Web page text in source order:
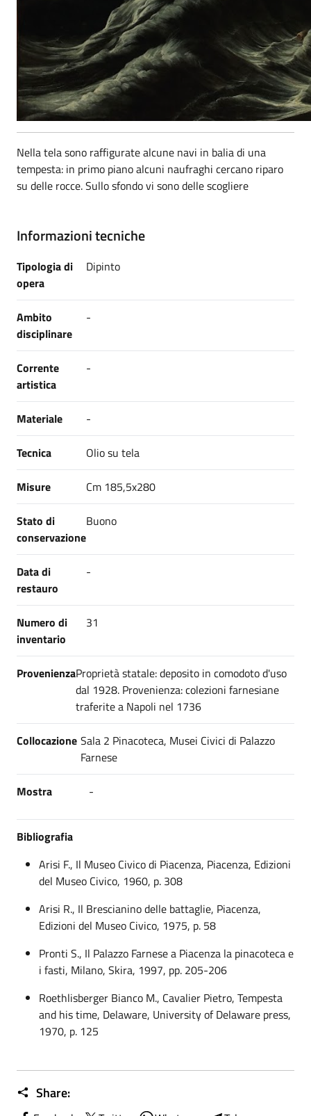
Nella tela sono raffigurate alcune navi in balia di una
tempesta: in primo piano alcuni naufraghi cercano riparo
su delle rocce. Sullo sfondo vi sono delle scogliere
Informazioni tecniche
Tipologia di
opera
Dipinto
Ambito
disciplinare
-
Corrente
artistica
-
Materiale -
Tecnica Olio su tela
Misure Cm 185,5x280
Stato di
conservazione
Buono
Data di
restauro
-
Numero di
inventario
31
ProvenienzaProprietà statale: deposito in comodoto d'uso
dal 1928. Provenienza: colezioni farnesiane
traferite a Napoli nel 1736
Collocazione Sala 2 Pinacoteca, Musei Civici di Palazzo
Farnese
Mostra -
Bibliografia
Arisi F., Il Museo Civico di Piacenza, Piacenza, Edizioni
del Museo Civico, 1960, p. 308
Arisi R., Il Brescianino delle battaglie, Piacenza,
Edizioni del Museo Civico, 1975, p. 58
Pronti S., Il Palazzo Farnese a Piacenza la pinacoteca e
i fasti, Milano, Skira, 1997, pp. 205-206
Roethlisberger Bianco M., Cavalier Pietro, Tempesta
and his time, Delaware, University of Delaware press,
1970, p. 125
Share: